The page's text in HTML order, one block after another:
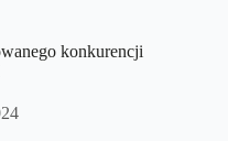
konkurencji